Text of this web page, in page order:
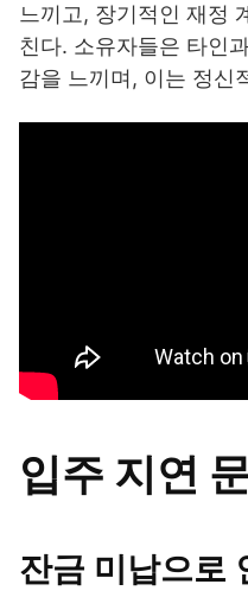
느끼고, 장기적인 재정
친다. 소유자들은 타인
감을 느끼며, 이는 정신
입주 지연
잔금 미납으로